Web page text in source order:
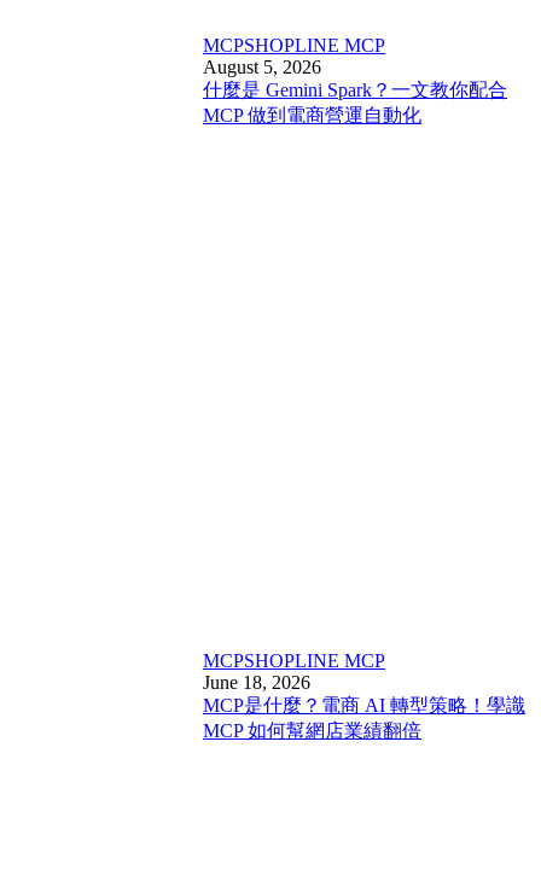
MCPSHOPLINE MCP
August 5, 2026
什麼是 Gemini Spark？一文教你配合
MCP 做到電商營運自動化
MCPSHOPLINE MCP
June 18, 2026
MCP是什麼？電商 AI 轉型策略！學識
MCP 如何幫網店業績翻倍